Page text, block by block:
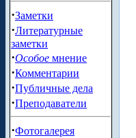
·Заметки
·Литературные
заметки
·Особое мнение
·Комментарии
·Публичные дела
·Преподаватели
·Фотогалерея